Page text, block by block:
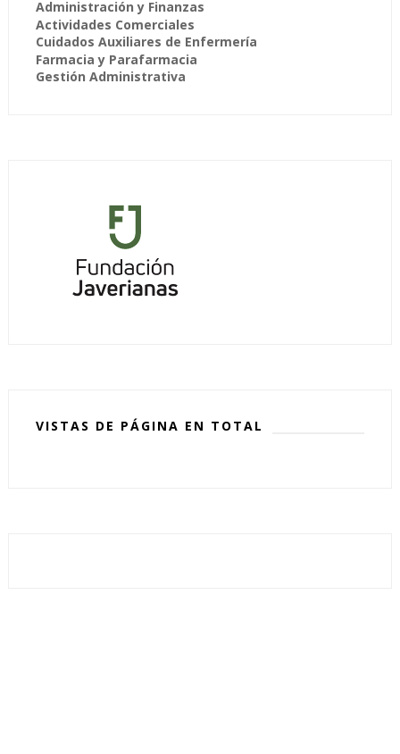
Administración y Finanzas
Actividades Comerciales
Cuidados Auxiliares de Enfermería
Farmacia y Parafarmacia
Gestión Administrativa
VISTAS DE PÁGINA EN TOTAL